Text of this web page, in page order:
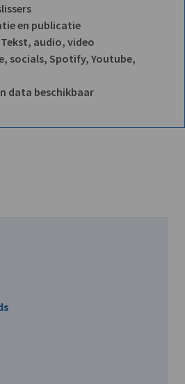
en publicatie
audio, video
socials, Spotify, Youtube,
data beschikbaar